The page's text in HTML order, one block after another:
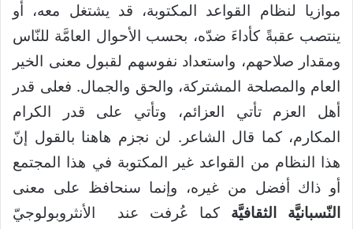
موازيا لنظام القواعد المكتوبة، قد يشتغل معه، أو
ينتصب عقبةً كأداءَ ضدّه، بحسب الأحوال العامَّة للنّاس
ومقدار صلاحهم، واستعداد نفوسهم لقبول معنى الخير
العام والمصلحة المشتركة، والحق والجمال. فعلى قدر
أهل العزم تأتي العزائم، وتأتي على قدر الكرام
المكارم، كما قال الشاعر. لن نجزم هاهنا بالقول إنّ
هذا النظام من القواعد غير المكتوبة في هذا المجتمع
أو ذاك أفضل من غيره، وإنما سنحافظ على معنى
النّسبانيَّة الثقافيَّة كما عُرفت عند الأنثروبولوجيّ